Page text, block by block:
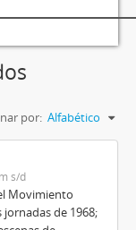
por: Alfabético
s/d
Movimiento
de 1968;